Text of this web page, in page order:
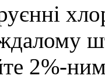
2%-